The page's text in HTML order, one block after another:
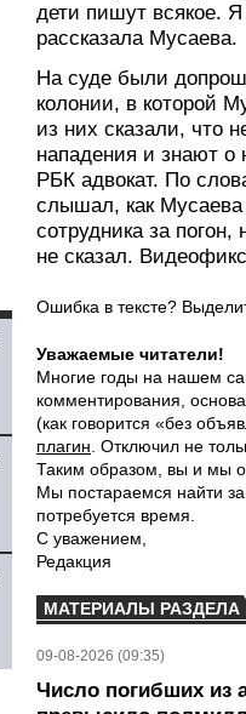
дети пишут всякое.
рассказала Мусаева.
На суде были
колонии, в которой
из них сказали, что
нападения и знают о
РБК адвокат. По
слышал, как
сотрудника за
не сказал.
Ошибка в тексте?
Уважаемые читатели!
Многие годы на нашем
комментирования,
(как говорится «без
плагин . Отключил не
Таким образом, вы и мы
Мы постараемся найти
потребуется время.
С уважением,
Редакция
МАТЕРИАЛЫ РАЗДЕЛА
09-08-2026 (09:35)
Число погибших из